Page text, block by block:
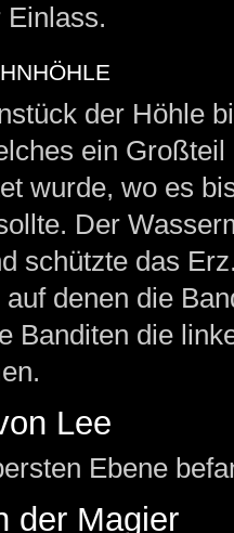
Einlass.
der Höhle
ein
wurde, wo es
Der
schützte das
auf denen die
Banditen die
Lee
Ebene
der Magier